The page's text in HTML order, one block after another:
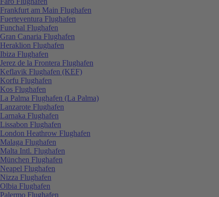
Frankfurt am Main Flughafen
Fuerteventura Flughafen
Funchal Flughafen
Gran Canaria Flughafen
Heraklion Flughafen
Ibiza Flughafen
Jerez de la Frontera Flughafen
Keflavik Flughafen (KEF)
Korfu Flughafen
Kos Flughafen
La Palma Flughafen (La Palma)
Lanzarote Flughafen
Larnaka Flughafen
Lissabon Flughafen
London Heathrow Flughafen
Malaga Flughafen
Malta Intl. Flughafen
München Flughafen
Neapel Flughafen
Nizza Flughafen
Olbia Flughafen
Palermo Flughafen